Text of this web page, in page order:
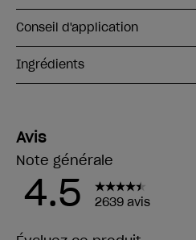
Conseil d'application
Ingrédients